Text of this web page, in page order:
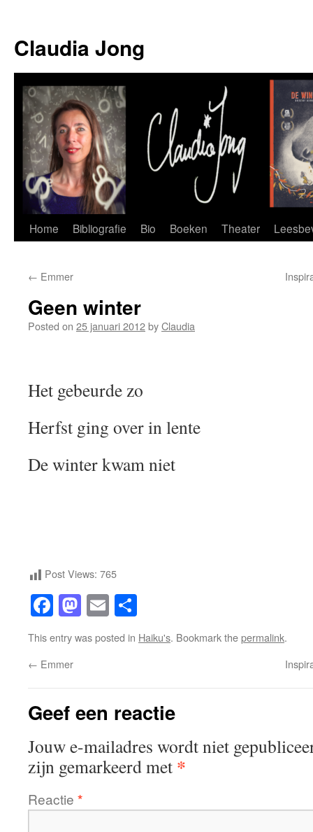
content
Claudia Jong
Home Bibliografie Bio Boeken Theater
← Emmer
Geen winter
Posted on 25 januari 2012byClaudia
Het gebeurde zo
Herfst ging over in lente
De winter kwam niet
Post Views: 765
Facebook
Mastodon
Email
This entry was posted in Haiku's. Bookmark thepermalink.
← Emmer
Geef een reactie
Jouw e-mailadres wordt niet
zijn gemarkeerd met *
Reactie *